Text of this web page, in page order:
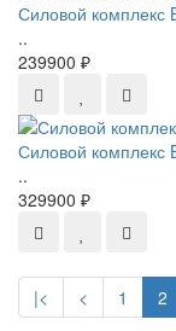
Силовой комплекс
..
239900 ₽
Силовой комплекс
..
329900 ₽
|< < 1 2